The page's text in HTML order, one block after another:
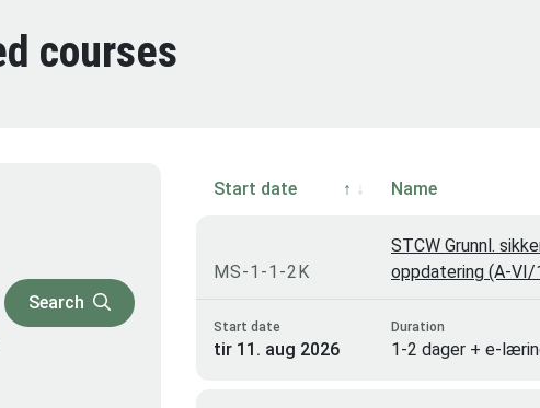
courses
Search
Start date Name
MS-1-1-2K
Start date
tir 11. aug 2026
STCW Grunnl.
oppdatering (A-
Duration
1-2 dager + e-